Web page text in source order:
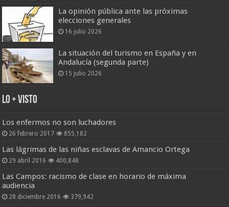
La opinión pública ante las próximas
elecciones generales
16 julio 2026
La situación del turismo en España y en
Andalucía (segunda parte)
15 julio 2026
Lo + Visto
Los enfermos no son luchadores
26 febrero 2017 855,182
Las lágrimas de las niñas esclavas de Amancio Ortega
29 abril 2016 400,848
Las Campos: racismo de clase en horario de máxima
audiencia
28 diciembre 2016 379,942